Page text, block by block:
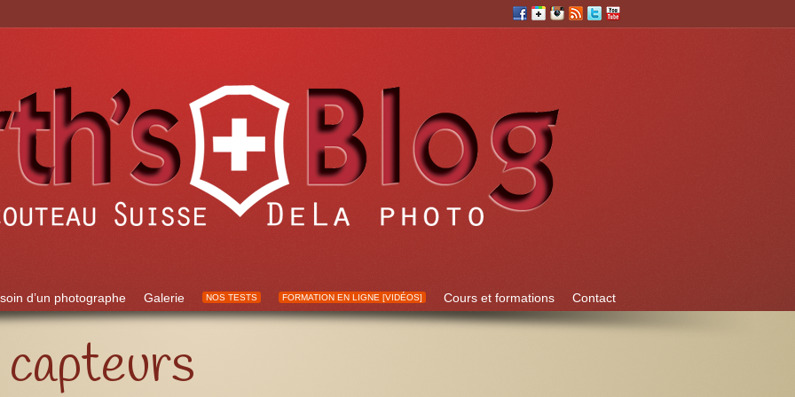
d’un photographe Galerie NOS TESTS FORMATION EN LIGNE [VIDÉOS] Cours et formations Contact